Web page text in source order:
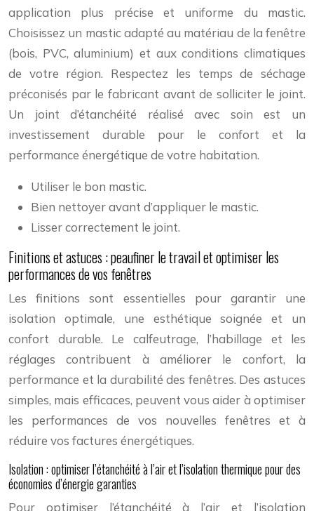
application plus précise et uniforme du mastic.
Choisissez un mastic adapté au matériau de la fenêtre
(bois, PVC, aluminium) et aux conditions climatiques
de votre région. Respectez les temps de séchage
préconisés par le fabricant avant de solliciter le joint.
Un joint d’étanchéité réalisé avec soin est un
investissement durable pour le confort et la
performance énergétique de votre habitation.
Utiliser le bon mastic.
Bien nettoyer avant d’appliquer le mastic.
Lisser correctement le joint.
Finitions et astuces : peaufiner le travail et optimiser les
performances de vos fenêtres
Les finitions sont essentielles pour garantir une
isolation optimale, une esthétique soignée et un
confort durable. Le calfeutrage, l’habillage et les
réglages contribuent à améliorer le confort, la
performance et la durabilité des fenêtres. Des astuces
simples, mais efficaces, peuvent vous aider à optimiser
les performances de vos nouvelles fenêtres et à
réduire vos factures énergétiques.
Isolation : optimiser l’étanchéité à l’air et l’isolation thermique pour des
économies d’énergie garanties
Pour optimiser l’étanchéité à l’air et l’isolation